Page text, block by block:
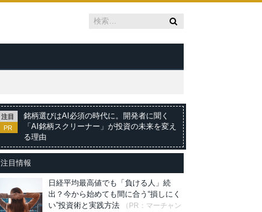
注目
PR
銘柄選びはAI必須の時代に。開発者に聞く
「AI銘柄スクリーナー」が投資の未来を変え
る理由
注目情報
日経平均最高値でも「負ける人」続
出？今から始めても間に合う“損しにく
い”投資術と実践方法
（PR：マーチャン